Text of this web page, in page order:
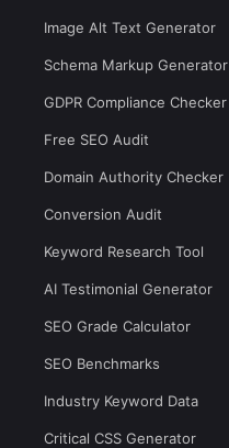
Image Alt Text Generator
Schema Markup Generator
GDPR Compliance Checker
Free SEO Audit
Domain Authority Checker
Conversion Audit
Keyword Research Tool
AI Testimonial Generator
SEO Grade Calculator
SEO Benchmarks
Industry Keyword Data
Critical CSS Generator